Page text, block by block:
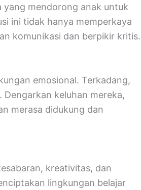
yang mendorong anak untuk
ini tidak hanya memperkaya
komunikasi dan berpikir kritis.
emosional. Terkadang,
keluhan mereka,
merasa didukung dan
kreativitas, dan
lingkungan belajar